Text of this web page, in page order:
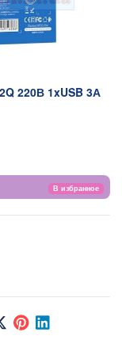
220В 1xUSB 3А
В избранное